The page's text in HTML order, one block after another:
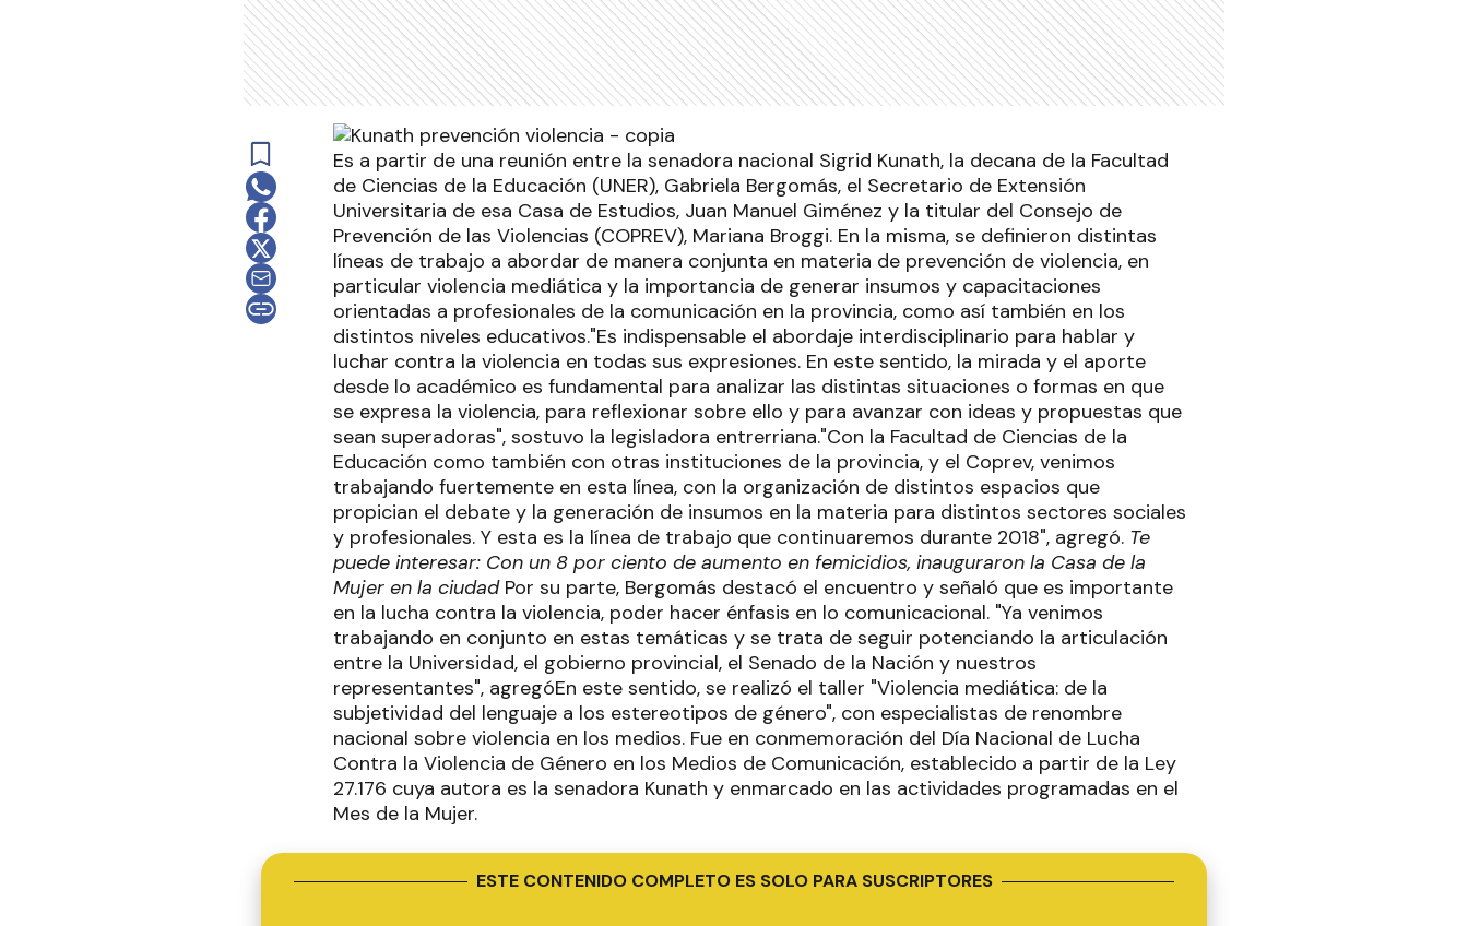
Es a partir de una reunión entre la senadora nacional Sigrid Kunath, la decana de la Facultad
de Ciencias de la Educación (UNER), Gabriela Bergomás, el Secretario de Extensión
Universitaria de esa Casa de Estudios, Juan Manuel Giménez y la titular del Consejo de
Prevención de las Violencias (COPREV), Mariana Broggi. En la misma, se definieron distintas
líneas de trabajo a abordar de manera conjunta en materia de prevención de violencia, en
particular violencia mediática y la importancia de generar insumos y capacitaciones
orientadas a profesionales de la comunicación en la provincia, como así también en los
distintos niveles educativos."Es indispensable el abordaje interdisciplinario para hablar y
luchar contra la violencia en todas sus expresiones. En este sentido, la mirada y el aporte
desde lo académico es fundamental para analizar las distintas situaciones o formas en que
se expresa la violencia, para reflexionar sobre ello y para avanzar con ideas y propuestas que
sean superadoras", sostuvo la legisladora entrerriana."Con la Facultad de Ciencias de la
Educación como también con otras instituciones de la provincia, y el Coprev, venimos
trabajando fuertemente en esta línea, con la organización de distintos espacios que
propician el debate y la generación de insumos en la materia para distintos sectores sociales
y profesionales. Y esta es la línea de trabajo que continuaremos durante 2018", agregó. Te
puede interesar: Con un 8 por ciento de aumento en femicidios, inauguraron la Casa de la
Mujer en la ciudadPor su parte, Bergomás destacó el encuentro y señaló que es importante
en la lucha contra la violencia, poder hacer énfasis en lo comunicacional. "Ya venimos
trabajando en conjunto en estas temáticas y se trata de seguir potenciando la articulación
entre la Universidad, el gobierno provincial, el Senado de la Nación y nuestros
representantes", agregóEn este sentido, se realizó el taller "Violencia mediática: de la
subjetividad del lenguaje a los estereotipos de género", con especialistas de renombre
nacional sobre violencia en los medios. Fue en conmemoración del Día Nacional de Lucha
Contra la Violencia de Género en los Medios de Comunicación, establecido a partir de la Ley
27.176 cuya autora es la senadora Kunath y enmarcado en las actividades programadas en el
Mes de la Mujer.
ESTE CONTENIDO COMPLETO ES SOLO PARA SUSCRIPTORES